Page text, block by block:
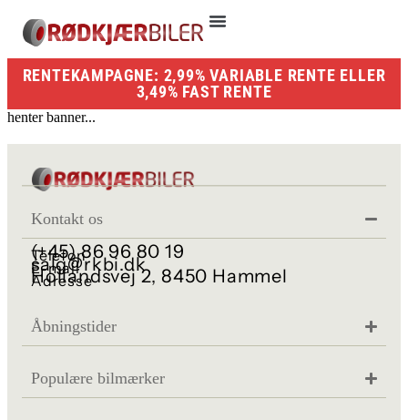
RENTEKAMPAGNE: 2,99% VARIABLE RENTE ELLER
3,49% FAST RENTE
henter banner...
Kontakt os
Telefon
(+45) 86 96 80 19
E-mail
salg@rkbi.dk
Adresse
Hollandsvej 2, 8450 Hammel
Åbningstider
Populære bilmærker